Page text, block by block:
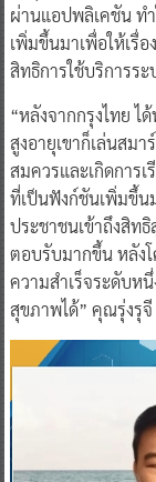
ผ่านแอปพลิเคชัน ท
เพิ่มขึ้นมาเพื่อให้เรื่
สิทธิการใช้บริการร
“หลังจากกรุงไทย ไ
สูงอายุเขาก็เล่นสมา
สมควรและเกิดการเ
ที่เป็นฟังก์ชันเพิ่มขึ้น
ประชาชนเข้าถึงสิท
ตอบรับมากขึ้น หลังโ
ความสำเร็จระดับหนึ่
สุขภาพได้” คุณรุ่งรุจี